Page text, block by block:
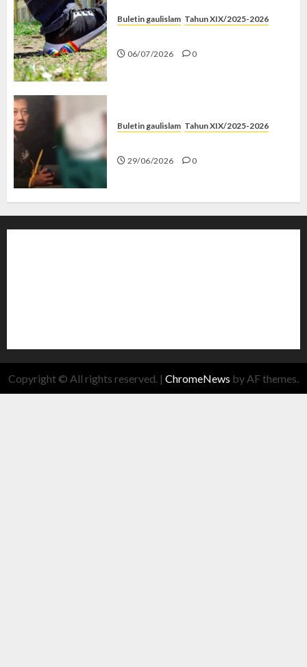
Buletin gaulislam Tahun XIX/2025-2026
06/07/2026 0
Buletin gaulislam Tahun XIX/2025-2026
29/06/2026 0
Copyright © All rights reserved. | ChromeNews by AF themes.